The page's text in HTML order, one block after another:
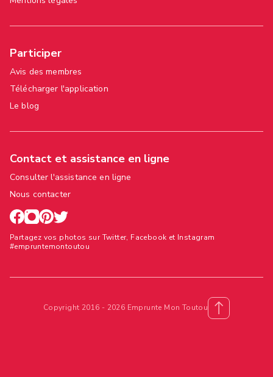
Participer
Avis des membres
Télécharger l'application
Le blog
Contact et assistance en ligne
Consulter l'assistance en ligne
Nous contacter
Partagez vos photos sur Twitter, Facebook et Instagram
#empruntemontoutou
Copyright 2016 - 2026 Emprunte Mon Toutou